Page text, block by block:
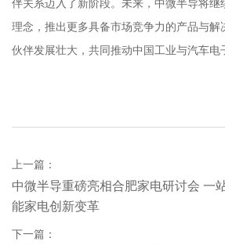
伴关系迈入了新阶段。未来，中微半导将继
理念，推出更多具备市场竞争力的产品与
伙伴发展壮大，共同推动中国工业与汽车电
上一篇：
中微半导重磅亮相合肥家电研讨会 一
能家电创新变革
下一篇：